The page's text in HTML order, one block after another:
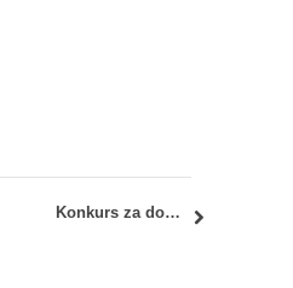
Konkurs za dodelu Nagrade Ranko Radović 2018